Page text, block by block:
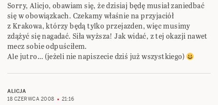
Sorry, Alicjo, obawiam się, że dzisiaj będę musiał zaniedbać
się w obowiązkach. Czekamy właśnie na przyjaciół
z Krakowa, którzy będą tylko przejazden, więc musimy
zdążyć się nagadać. Siła wyższa! Jak widać, z tej okazji nawet
mecz sobie odpuściłem.
Ale jutro… (jeżeli nie napiszecie dziś już wszystkiego)
ALICJA
18 CZERWCA 2008
21:16